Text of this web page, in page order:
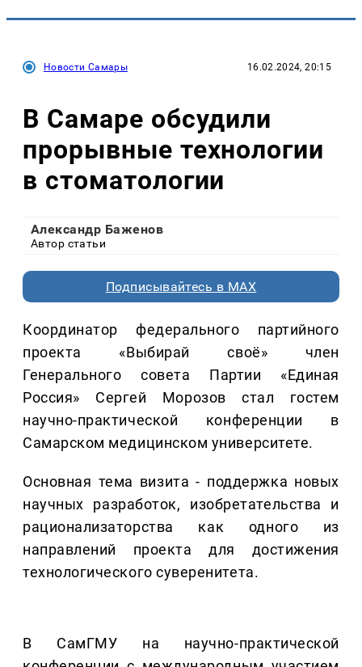
Новости Самары 16.02.2024, 20:15
В Самаре обсудили
прорывные технологии
в стоматологии
Александр Баженов
Автор статьи
Подписывайтесь в MAX
Координатор федерального партийного
проекта «Выбирай своё» член
Генерального совета Партии «Единая
Россия» Сергей Морозов стал гостем
научно-практической конференции в
Самарском медицинском университете.
Основная тема визита - поддержка новых
научных разработок, изобретательства и
рационализаторства как одного из
направлений проекта для достижения
технологического суверенитета.
В СамГМУ на научно-практической